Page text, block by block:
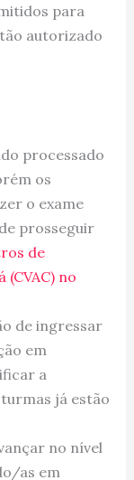
para
autorizado
processado
os
o exame
prosseguir
de
no
de ingressar
em
a
já estão
no nível
as em